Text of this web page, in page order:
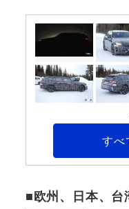
すべ
■欧州、日本、